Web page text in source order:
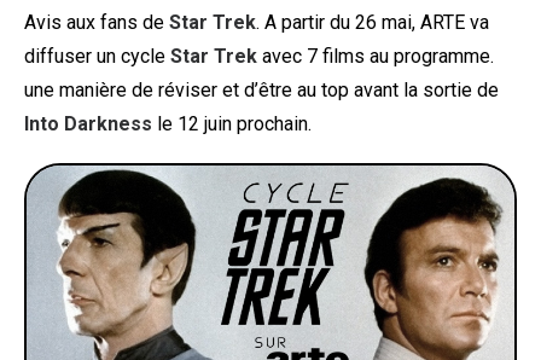
Avis aux fans de Star Trek. A partir du 26 mai, ARTE va
diffuser un cycle Star Trek avec 7 films au programme.
une manière de réviser et d’être au top avant la sortie de
Into Darkness le 12 juin prochain.